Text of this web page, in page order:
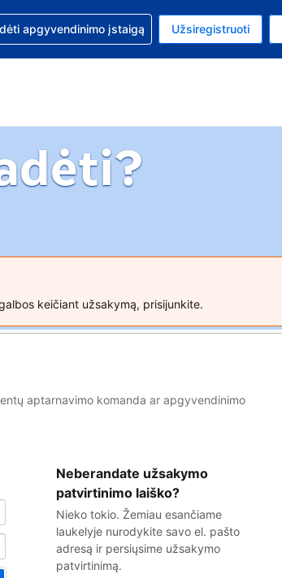
valiuta: Euras
Jūsų pasirinkta kalba: Lietuvių
dėl užsakymo
apgyvendinimo įstaigą Užsiregistruoti
keičiant užsakymą, prisijunkite.
aptarnavimo komanda ar apgyvendinimo
Neberandate užsakymo
patvirtinimo laiško?
Nieko tokio. Žemiau esančiame
laukelyje nurodykite savo el. pašto
adresą ir persiųsime užsakymo
patvirtinimą.
pašto
adresas